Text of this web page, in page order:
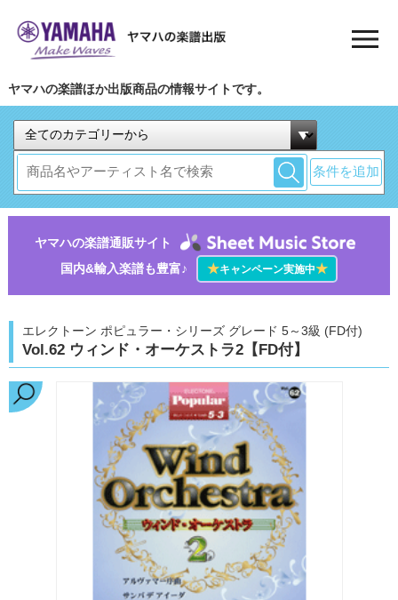
ヤマハの楽譜ほか出版商品の情報サイトです。
条件を追加
ヤマハの楽譜通販サイト
国内&輸入楽譜も豊富♪
★キャンペーン実施中★
エレクトーン ポピュラー・シリーズ グレード 5～3級 (FD付)
Vol.62 ウィンド・オーケストラ2【FD付】